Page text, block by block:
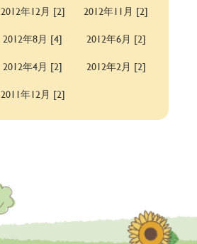
2012年12月 [2]
2012年11月 [2]
2012年8月 [4]
2012年6月 [2]
2012年4月 [2]
2012年2月 [2]
2011年12月 [2]